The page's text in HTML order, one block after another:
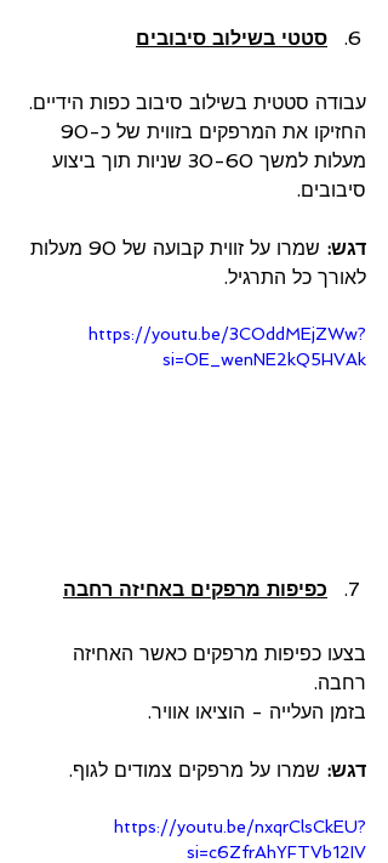
סטטי בשילוב סיבובים
עבודה סטטית בשילוב סיבוב כפות הידיים.
מעלות למשך 30-60 שניות תוך ביצוע
סיבובים.
דגש:
שמרו על זווית קבועה של 90 מעלות
לאורך כל התרגיל.
https://youtu.be/3COddMEjZWw?
si=OE_wenNE2kQ5HVAk
כפיפות מרפקים באחיזה רחבה
בצעו כפיפות מרפקים כאשר האחיזה
רחבה.
בזמן העלייה - הוציאו אוויר.
דגש: שמרו על מרפקים צמודים לגוף.
https://youtu.be/nxqrClsCkEU?
si=c6ZfrAhYFTVb12IV